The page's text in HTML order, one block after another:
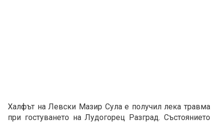
Халфът на Левски Мазир Сула е получил лека травма
при гостуването на Лудогорец Разград. Състоянието